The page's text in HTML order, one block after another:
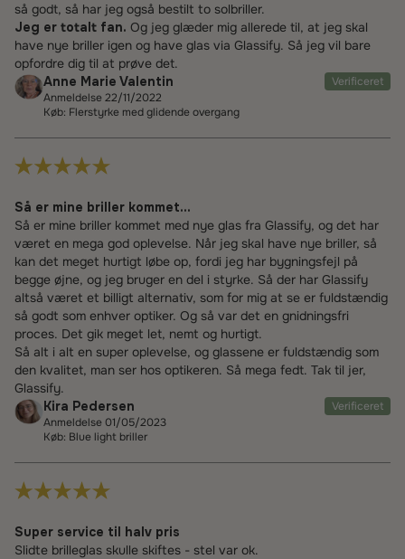
så godt, så har jeg også bestilt to solbriller.
Jeg er totalt fan. Og jeg glæder mig allerede til, at jeg skal
have nye briller igen og have glas via Glassify. Så jeg vil bare
opfordre dig til at prøve det.
Anne Marie Valentin
Verificeret
Anmeldelse 22/11/2022
Køb: Flerstyrke med glidende overgang
Så er mine briller kommet...
Så er mine briller kommet med nye glas fra Glassify, og det har
været en mega god oplevelse. Når jeg skal have nye briller, så
kan det meget hurtigt løbe op, fordi jeg har bygningsfejl på
begge øjne, og jeg bruger en del i styrke. Så der har Glassify
altså været et billigt alternativ, som for mig at se er fuldstændig
så godt som enhver optiker. Og så var det en gnidningsfri
proces. Det gik meget let, nemt og hurtigt.
Så alt i alt en super oplevelse, og glassene er fuldstændig som
den kvalitet, man ser hos optikeren. Så mega fedt. Tak til jer,
Glassify.
Kira Pedersen
Verificeret
Anmeldelse 01/05/2023
Køb: Blue light briller
Super service til halv pris
Slidte brilleglas skulle skiftes - stel var ok.